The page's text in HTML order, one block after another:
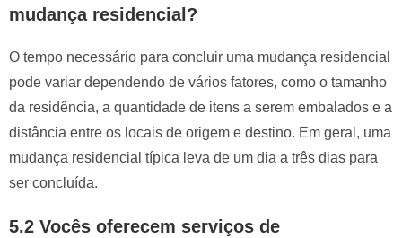
mudança residencial?
O tempo necessário para concluir uma mudança residencial
pode variar dependendo de vários fatores, como o tamanho
da residência, a quantidade de itens a serem embalados e a
distância entre os locais de origem e destino. Em geral, uma
mudança residencial típica leva de um dia a três dias para
ser concluída.
5.2 Vocês oferecem serviços de